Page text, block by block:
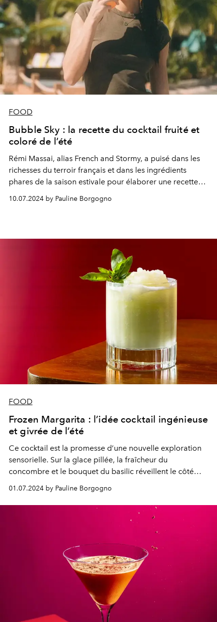
FOOD
Bubble Sky : la recette du cocktail fruité et
coloré de l’été
Rémi Massai, alias French and Stormy, a puisé dans les
richesses du terroir français et dans les ingrédients
phares de la saison estivale pour élaborer une recette
BLANC et Jean-Charles de Castelbajac.
10.07.2024 by Pauline Borgogno
FOOD
Frozen Margarita : l’idée cocktail ingénieuse
et givrée de l’été
Ce cocktail est la promesse d’une nouvelle exploration
sensorielle. Sur la glace pillée, la fraîcheur du
concombre et le bouquet du basilic réveillent le côté
aromatique du cognac et de l’orange amère de Grand
Marnier Cordon Rouge. Un twist inattendu et
rafraîchissant. Suivez le guide pour le reproduire à la
01.07.2024 by Pauline Borgogno